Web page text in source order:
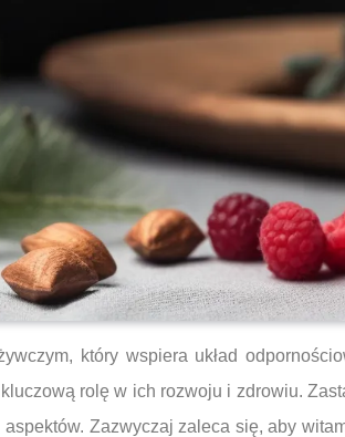
który wspiera układ
rolę w ich rozwoju i zdrowiu.
Zazwyczaj zaleca się, aby